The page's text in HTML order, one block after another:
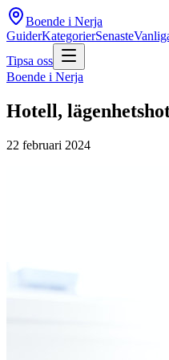
Boende i Nerja
GuiderKategorierSenaste
Tipsa oss
Boende i Nerja
Hotell,
22 februari 2024